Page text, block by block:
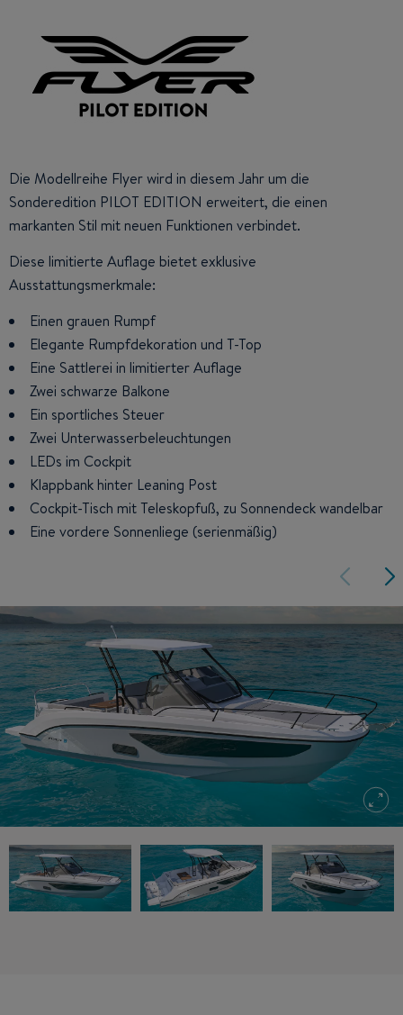
Die Modellreihe Flyer wird in diesem Jahr um die
Sonderedition PILOT EDITION erweitert, die einen
markanten Stil mit neuen Funktionen verbindet.
Diese limitierte Auflage bietet exklusive
Ausstattungsmerkmale:
Einen grauen Rumpf
Elegante Rumpfdekoration und T-Top
Eine Sattlerei in limitierter Auflage
Zwei schwarze Balkone
Ein sportliches Steuer
Zwei Unterwasserbeleuchtungen
LEDs im Cockpit
Klappbank hinter Leaning Post
Cockpit-Tisch mit Teleskopfuß, zu Sonnendeck wandelbar
Eine vordere Sonnenliege (serienmäßig)